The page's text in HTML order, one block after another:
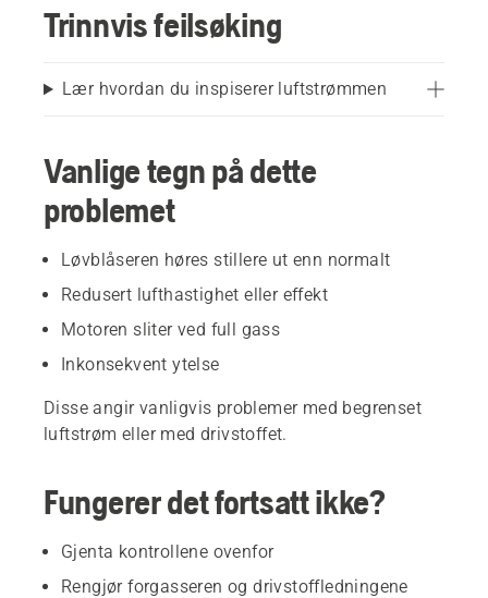
Trinnvis feilsøking
Lær hvordan du inspiserer luftstrømmen
Vanlige tegn på dette
problemet
Løvblåseren høres stillere ut enn normalt
Redusert lufthastighet eller effekt
Motoren sliter ved full gass
Inkonsekvent ytelse
Disse angir vanligvis problemer med begrenset
luftstrøm eller med drivstoffet.
Fungerer det fortsatt ikke?
Gjenta kontrollene ovenfor
Rengjør forgasseren og drivstoffledningene